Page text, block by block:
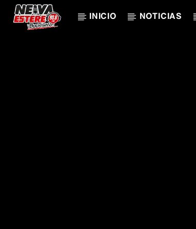
INICIO NOTICIAS